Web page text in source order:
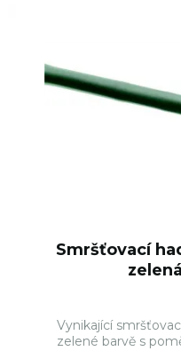
Smršťovací
Vynikající
zelené barvě s